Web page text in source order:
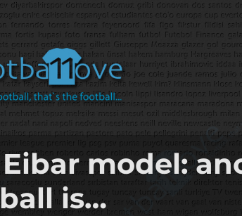
that's the football…
model:
is…